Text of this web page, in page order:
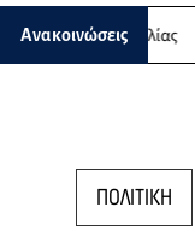
Ανακοινώσεις
συναυλίας
ΠΟΛΙΤΙΚΗ